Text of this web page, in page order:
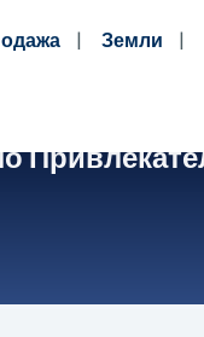
Земли